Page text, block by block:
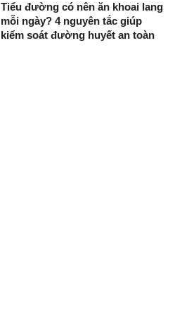
Tiểu đường có nên ăn khoai lang
mỗi ngày? 4 nguyên tắc giúp
kiểm soát đường huyết an toàn